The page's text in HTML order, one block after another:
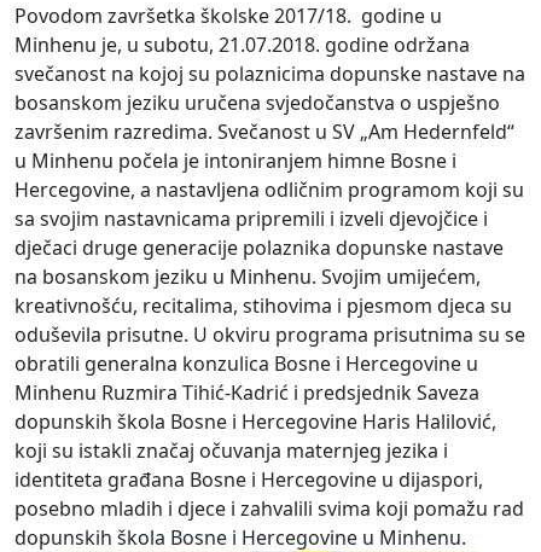
Povodom završetka školske 2017/18. godine u
Minhenu je, u subotu, 21.07.2018. godine održana
svečanost na kojoj su polaznicima dopunske nastave na
bosanskom jeziku uručena svjedočanstva o uspješno
završenim razredima. Svečanost u SV „Am Hedernfeld“
u Minhenu počela je intoniranjem himne Bosne i
Hercegovine, a nastavljena odličnim programom koji su
sa svojim nastavnicama pripremili i izveli djevojčice i
dječaci druge generacije polaznika dopunske nastave
na bosanskom jeziku u Minhenu. Svojim umijećem,
kreativnošću, recitalima, stihovima i pjesmom djeca su
oduševila prisutne. U okviru programa prisutnima su se
obratili generalna konzulica Bosne i Hercegovine u
Minhenu Ruzmira Tihić-Kadrić i predsjednik Saveza
dopunskih škola Bosne i Hercegovine Haris Halilović,
koji su istakli značaj očuvanja maternjeg jezika i
identiteta građana Bosne i Hercegovine u dijaspori,
posebno mladih i djece i zahvalili svima koji pomažu rad
dopunskih škola Bosne i Hercegovine u Minhenu.